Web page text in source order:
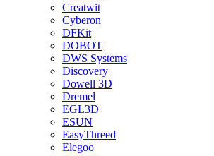
Creatwit
Cyberon
DFKit
DOBOT
DWS Systems
Discovery
Dowell 3D
Dremel
EGL3D
ESUN
EasyThreed
Elegoo